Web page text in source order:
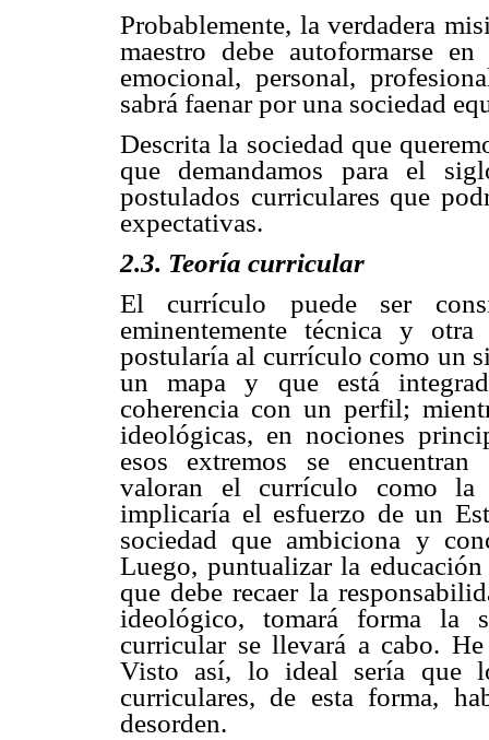
Probablemente, la verdadera
maestro debe autoformarse
emocional, personal,
sabrá faenar por una sociedad
Descrita la sociedad que
que demandamos para el
postulados curriculares que
expectativas.
2.3. Teoría curricular
El currículo puede ser
eminentemente técnica y
postularía al currículo como un
un mapa y que está
coherencia con un perfil;
ideológicas, en nociones
esos extremos se
valoran el currículo como la
implicaría el esfuerzo de un
sociedad que ambiciona y
Luego, puntualizar la
que debe recaer la
ideológico, tomará forma la
curricular se llevará a cabo.
Visto así, lo ideal sería que
curriculares, de esta forma,
desorden.